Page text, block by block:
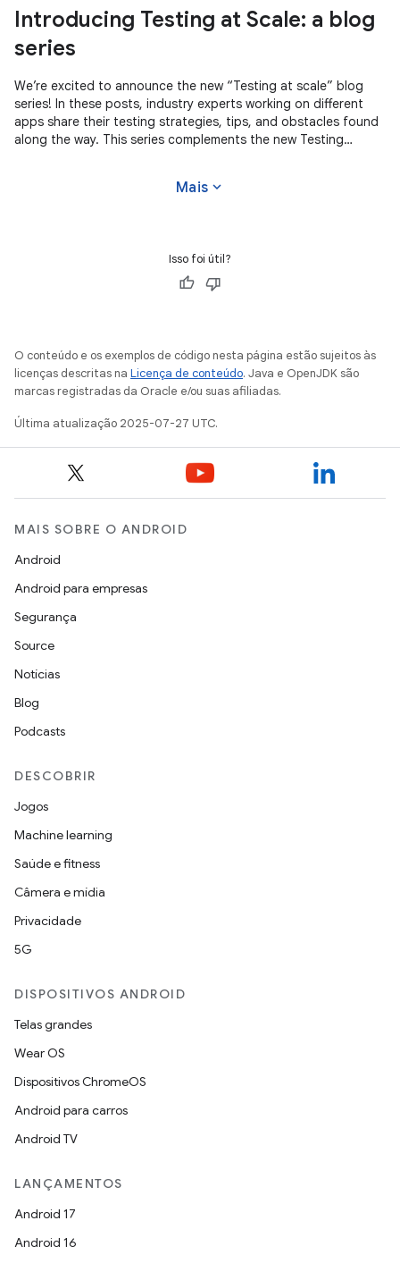
Introducing Testing at Scale: a blog
series
We’re excited to announce the new “Testing at scale” blog
series! In these posts, industry experts working on different
apps share their testing strategies, tips, and obstacles found
along the way. This series complements the new Testing
Mais expand_more
Isso foi útil?
O conteúdo e os exemplos de código nesta página estão sujeitos às
licenças descritas na Licença de conteúdo. Java e OpenJDK são
marcas registradas da Oracle e/ou suas afiliadas.
Última atualização 2025-07-27 UTC.
MAIS SOBRE O ANDROID
Android
Android para empresas
Segurança
Source
Notícias
Blog
Podcasts
DESCOBRIR
Jogos
Machine learning
Saúde e fitness
Câmera e mídia
Privacidade
5G
DISPOSITIVOS ANDROID
Telas grandes
Wear OS
Dispositivos ChromeOS
Android para carros
Android TV
LANÇAMENTOS
Android 17
Android 16